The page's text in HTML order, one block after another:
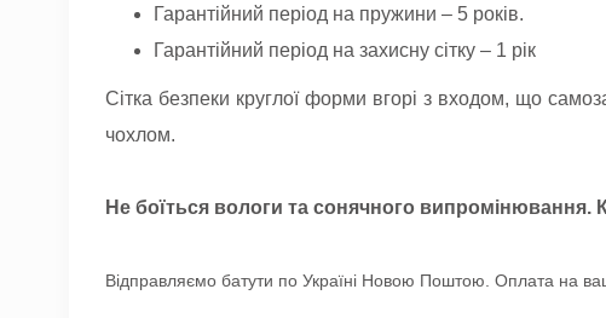
Гарантійний період на пружини – 5 років.
Гарантійний період на захисну сітку – 1 рік
Сітка безпеки круглої форми вгорі з входом, що
чохлом.
Не боїться вологи та сонячного
Відправляємо батути по Україні Новою Поштою. Оплата на